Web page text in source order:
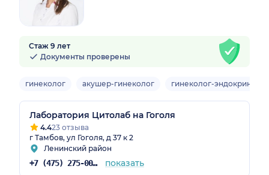
Стаж 9 лет
Документы проверены
гинеколог акушер-гинеколог гинеколог-эндокринолог
Лаборатория Цитолаб на Гоголя
4.423 отзыва
г Тамбов, ул Гоголя, д 37 к 2
Ленинский район
+7 (475) 275-00-55 показать